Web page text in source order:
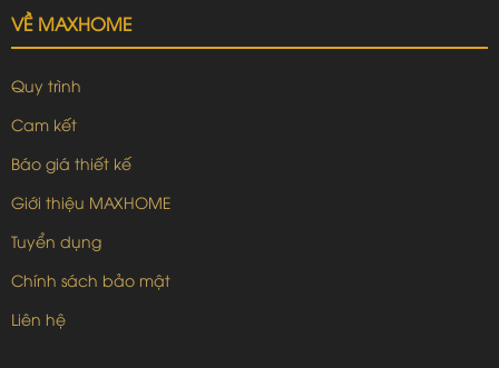
VỀ MAXHOME
Quy trình
Cam kết
Báo giá thiết kế
Giới thiệu MAXHOME
Tuyển dụng
Chính sách bảo mật
Liên hệ